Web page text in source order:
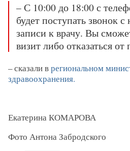
– С 10:00 до 18:00 с
будет поступать звонок
записи к врачу. Вы
визит либо отказаться
– сказали врегиональном
здравоохранения.
Екатерина КОМАРОВА
Фото Антона Забродского